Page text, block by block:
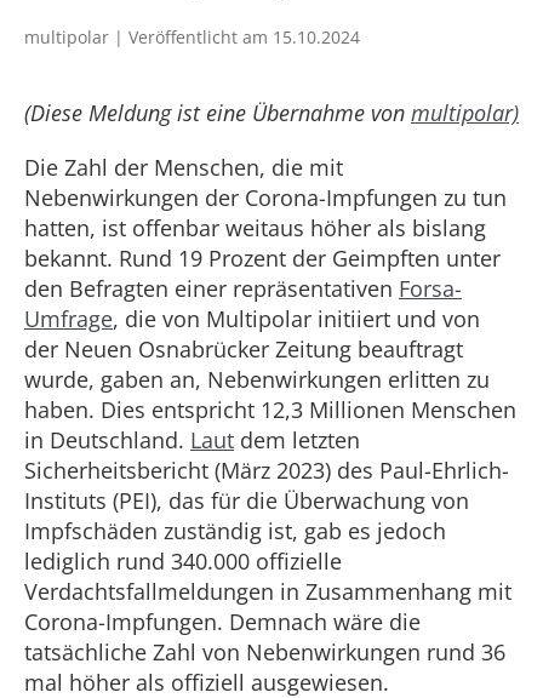
multipolar | Veröffentlicht am 15.10.2024
(Diese Meldung ist eine Übernahme von multipolar)
Die Zahl der Menschen, die mit
Nebenwirkungen der Corona-Impfungen zu tun
hatten, ist offenbar weitaus höher als bislang
bekannt. Rund 19 Prozent der Geimpften unter
den Befragten einer repräsentativen Forsa-
Umfrage, die von Multipolar initiiert und von
der Neuen Osnabrücker Zeitung beauftragt
wurde, gaben an, Nebenwirkungen erlitten zu
haben. Dies entspricht 12,3 Millionen Menschen
in Deutschland. Laut dem letzten
Sicherheitsbericht (März 2023) des Paul-Ehrlich-
Instituts (PEI), das für die Überwachung von
Impfschäden zuständig ist, gab es jedoch
lediglich rund 340.000 offizielle
Verdachtsfallmeldungen in Zusammenhang mit
Corona-Impfungen. Demnach wäre die
tatsächliche Zahl von Nebenwirkungen rund 36
mal höher als offiziell ausgewiesen.